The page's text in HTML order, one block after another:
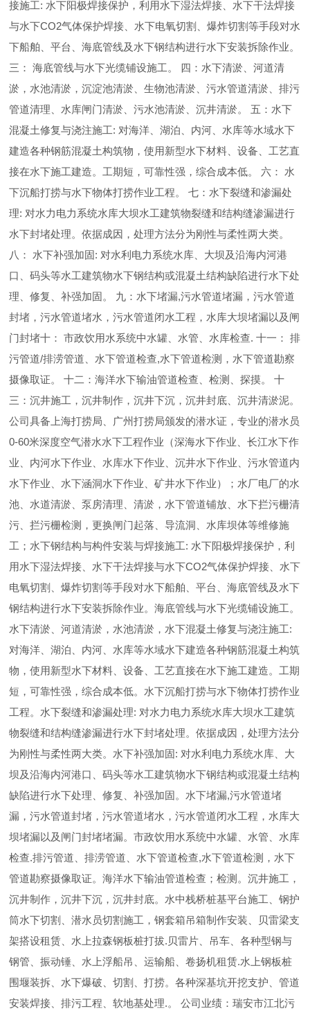
接施工: 水下阳极焊接保护，利用水下湿法焊接、水下干法焊接
与水下CO2气体保护焊接、水下电氧切割、爆炸切割等手段对水
下船舶、平台、海底管线及水下钢结构进行水下安装拆除作业。
三： 海底管线与水下光缆铺设施工。 四：水下清淤、河道清
淤，水池清淤，沉淀池清淤、生物池清淤、污水管道清淤、排污
管道清理、水库闸门清淤、污水池清淤、沉井清淤。 五：水下
混凝土修复与浇注施工: 对海洋、湖泊、内河、水库等水域水下
建造各种钢筋混凝土构筑物，使用新型水下材料、设备、工艺直
接在水下施工建造。工期短，可靠性强，综合成本低。 六： 水
下沉船打捞与水下物体打捞作业工程。 七：水下裂缝和渗漏处
理: 对水力电力系统水库大坝水工建筑物裂缝和结构缝渗漏进行
水下封堵处理。依据成因，处理方法分为刚性与柔性两大类。
八： 水下补强加固: 对水利电力系统水库、大坝及沿海内河港
口、码头等水工建筑物水下钢结构或混凝土结构缺陷进行水下处
理、修复、补强加固。 九：水下堵漏,污水管道堵漏，污水管道
封堵，污水管道堵水，污水管道闭水工程，水库大坝堵漏以及闸
门封堵十： 市政饮用水系统中水罐、水管、水库检查. 十一： 排
污管道/排涝管道、水下管道检查,水下管道检测，水下管道勘察
摄像取证。 十二：海洋水下输油管道检查、检测、探摸。 十
三：沉井施工，沉井制作，沉井下沉，沉井封底、沉井清淤泥。
公司具备上海打捞局、广州打捞局颁发的潜水证，专业的潜水员
0-60米深度空气潜水水下工程作业（深海水下作业、长江水下作
业、内河水下作业、水库水下作业、沉井水下作业、污水管道内
水下作业、水下涵洞水下作业、矿井水下作业）；水厂电厂的水
池、水道清淤、泵房清理、清淤，水下管道铺放、水下拦污栅清
污、拦污栅检测，更换闸门起落、导流洞、水库坝体等维修施
工；水下钢结构与构件安装与焊接施工: 水下阳极焊接保护，利
用水下湿法焊接、水下干法焊接与水下CO2气体保护焊接、水下
电氧切割、爆炸切割等手段对水下船舶、平台、海底管线及水下
钢结构进行水下安装拆除作业。海底管线与水下光缆铺设施工。
水下清淤、河道清淤，水池清淤，水下混凝土修复与浇注施工:
对海洋、湖泊、内河、水库等水域水下建造各种钢筋混凝土构筑
物，使用新型水下材料、设备、工艺直接在水下施工建造。工期
短，可靠性强，综合成本低。水下沉船打捞与水下物体打捞作业
工程。水下裂缝和渗漏处理: 对水力电力系统水库大坝水工建筑
物裂缝和结构缝渗漏进行水下封堵处理。依据成因，处理方法分
为刚性与柔性两大类。水下补强加固: 对水利电力系统水库、大
坝及沿海内河港口、码头等水工建筑物水下钢结构或混凝土结构
缺陷进行水下处理、修复、补强加固。水下堵漏,污水管道堵
漏，污水管道封堵，污水管道堵水，污水管道闭水工程，水库大
坝堵漏以及闸门封堵堵漏。市政饮用水系统中水罐、水管、水库
检查.排污管道、排涝管道、水下管道检查,水下管道检测，水下
管道勘察摄像取证。海洋水下输油管道检查；检测。沉井施工，
沉井制作，沉井下沉，沉井封底。水中栈桥桩基平台施工、钢护
筒水下切割、潜水员切割施工，钢套箱吊箱制作安装、贝雷梁支
架搭设租赁、水上拉森钢板桩打拔.贝雷片、吊车、各种型钢与
钢管、振动锤、水上浮船吊、运输船、卷扬机租赁.水上钢板桩
围堰装拆、水下爆破、切割、打捞。各种深基坑开挖支护、管道
安装焊接、排污工程、软地基处理.。 公司业绩：瑞安市江北污